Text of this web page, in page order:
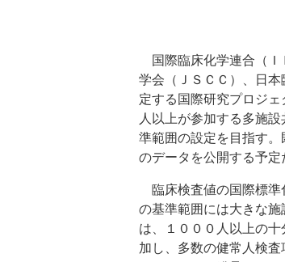
国際臨床化学連合（Ｉ
学会（ＪＳＣＣ）、日
定する国際研究プロジ
人以上が参加する多施
準範囲の設定を目指す
のデータを公開する予定
臨床検査値の国際標準
の基準範囲には大きな
は、１０００人以上の
加し、多数の健常人検